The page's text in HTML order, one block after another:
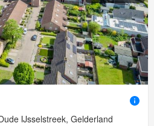
IJsselstreek, Gelderland